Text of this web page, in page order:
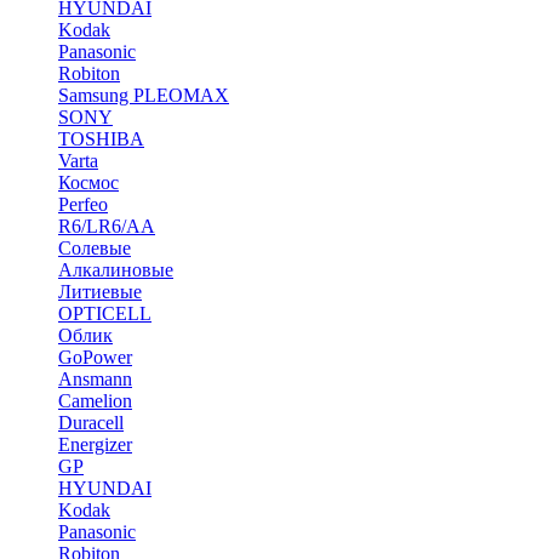
HYUNDAI
Kodak
Panasonic
Robiton
Samsung PLEOMAX
SONY
TOSHIBA
Varta
Космос
Perfeo
R6/LR6/AA
Солевые
Алкалиновые
Литиевые
OPTICELL
Облик
GoPower
Ansmann
Camelion
Duracell
Energizer
GP
HYUNDAI
Kodak
Panasonic
Robiton